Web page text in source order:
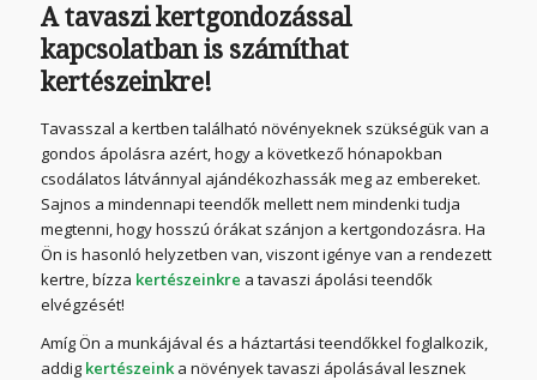
A tavaszi kertgondozással
kapcsolatban is számíthat
kertészeinkre!
Tavasszal a kertben található növényeknek szükségük van a
gondos ápolásra azért, hogy a következő hónapokban
csodálatos látvánnyal ajándékozhassák meg az embereket.
Sajnos a mindennapi teendők mellett nem mindenki tudja
megtenni, hogy hosszú órákat szánjon a kertgondozásra. Ha
Ön is hasonló helyzetben van, viszont igénye van a rendezett
kertre, bízza kertészeinkre a tavaszi ápolási teendők
elvégzését!
Amíg Ön a munkájával és a háztartási teendőkkel foglalkozik,
addig kertészeinka növények tavaszi ápolásával lesznek